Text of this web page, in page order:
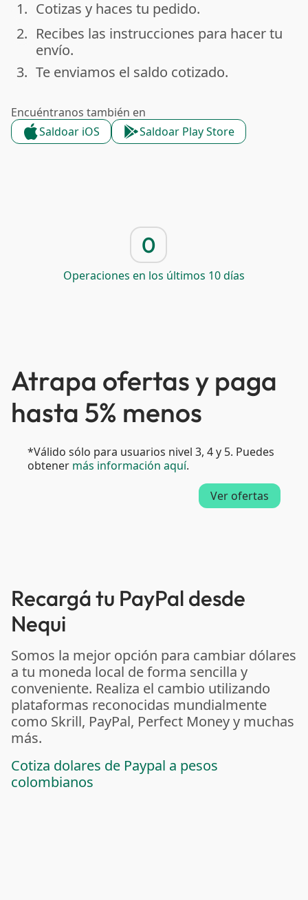
done
1. Cotizas y haces tu pedido.
done
2. Recibes las instrucciones para hacer tu
envío.
done
3. Te enviamos el saldo cotizado.
Encuéntranos también en
Saldoar iOS
Saldoar Play Store
0
Operaciones en los últimos 10 días
Atrapa ofertas y paga
hasta 5% menos
*Válido sólo para usuarios nivel 3, 4 y 5. Puedes
obtener más información aquí.
Ver ofertas
Recargá tu PayPal desde
Nequi
Somos la mejor opción para cambiar dólares
a tu moneda local de forma sencilla y
conveniente. Realiza el cambio utilizando
plataformas reconocidas mundialmente
como Skrill, PayPal, Perfect Money y muchas
más.
Cotiza dolares de Paypal a pesos
colombianos